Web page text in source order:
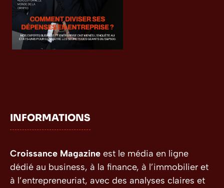
INFORMATIONS
Croissance Magazine est le média en ligne
dédié au business, à la finance, à l’immobilier et
à l’entrepreneuriat, avec des analyses claires et